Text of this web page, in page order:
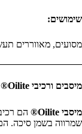
שימושים:
מסועים, מאווררים
מיסבים ורכיבי Oilite®
מיסבי Oilite®
הם
שמרווה בשמן סיכה.